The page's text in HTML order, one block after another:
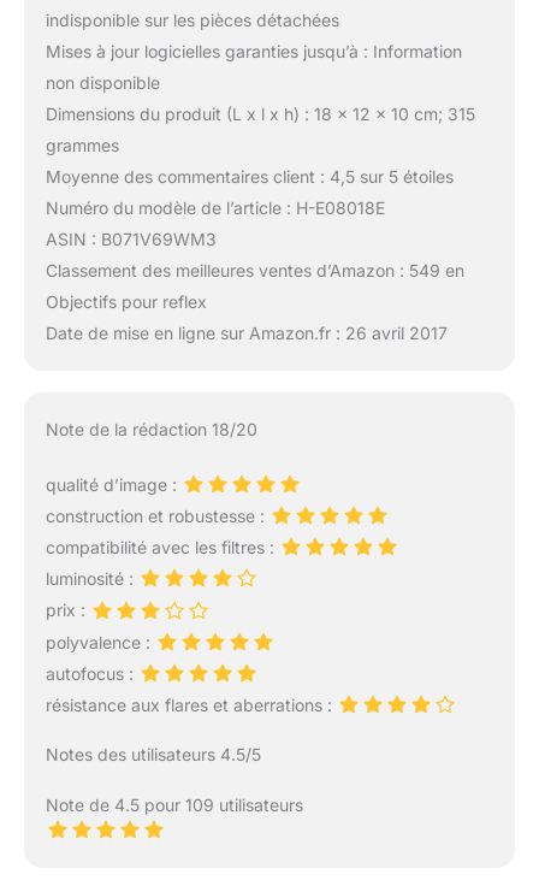
indisponible sur les pièces détachées
Mises à jour logicielles garanties jusqu’à : Information
non disponible
Dimensions du produit (L x l x h) : 18 x 12 x 10 cm; 315
grammes
Moyenne des commentaires client : 4,5 sur 5 étoiles
Numéro du modèle de l’article : H-E08018E
ASIN : B071V69WM3
Classement des meilleures ventes d’Amazon : 549 en
Objectifs pour reflex
Date de mise en ligne sur Amazon.fr : 26 avril 2017
Note de la rédaction 18/20
qualité d’image :
construction et robustesse :
compatibilité avec les filtres :
luminosité :
prix :
polyvalence :
autofocus :
résistance aux flares et aberrations :
Notes des utilisateurs 4.5/5
Note de 4.5 pour 109 utilisateurs